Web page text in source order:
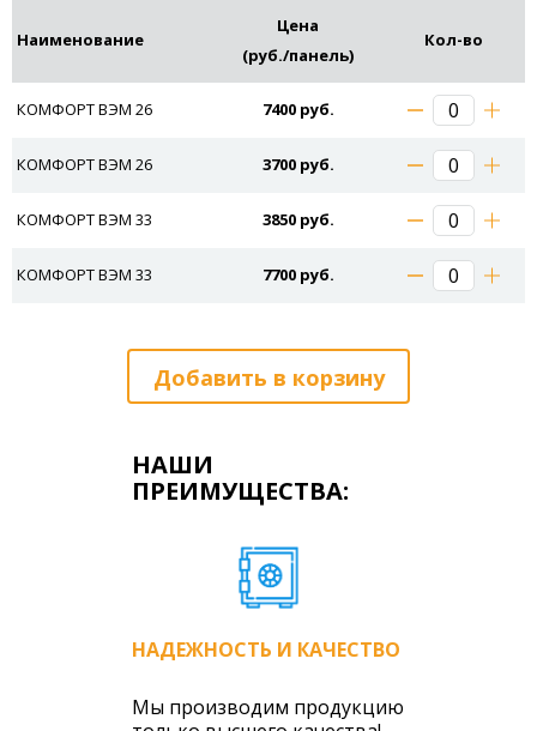
Наименование
Цена
(руб./панель)
Кол-во
КОМФОРТ ВЭМ 26 7400 руб.
КОМФОРТ ВЭМ 26 3700 руб.
КОМФОРТ ВЭМ 33 3850 руб.
КОМФОРТ ВЭМ 33 7700 руб.
Добавить в корзину
НАШИ
ПРЕИМУЩЕСТВА:
НАДЕЖНОСТЬ И КАЧЕСТВО
Мы производим продукцию